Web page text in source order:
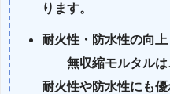
ります。
耐火性・防水性の向上
無収縮モルタルは
耐火性や防水性にも